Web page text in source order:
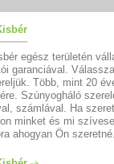
egész területén
garanciával.
Több, mint 20
Szúnyogháló
számlával. Ha
minket és mi
ahogyan Ön szeretné.